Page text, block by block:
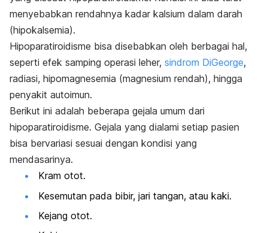
menyebabkan rendahnya kadar kalsium dalam darah
(hipokalsemia).
Hipoparatiroidisme bisa disebabkan oleh berbagai hal,
seperti efek samping operasi leher, sindrom DiGeorge,
radiasi, hipomagnesemia (magnesium rendah), hingga
penyakit autoimun.
Berikut ini adalah beberapa gejala umum dari
hipoparatiroidisme. Gejala yang dialami setiap pasien
bisa bervariasi sesuai dengan kondisi yang
mendasarinya.
Kram otot.
Kesemutan pada bibir, jari tangan, atau kaki.
Kejang otot.